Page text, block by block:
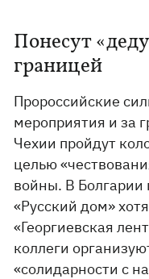
Понесут
границей
Пророссийские
мероприятия и за
Чехии пройдут
целью
войны. В Болгарии
«Русский дом»
«Георгиевская
коллеги
«солидарности с